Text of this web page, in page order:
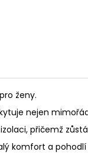
ženy.
nejen
přičemž
komfort a pohodlí